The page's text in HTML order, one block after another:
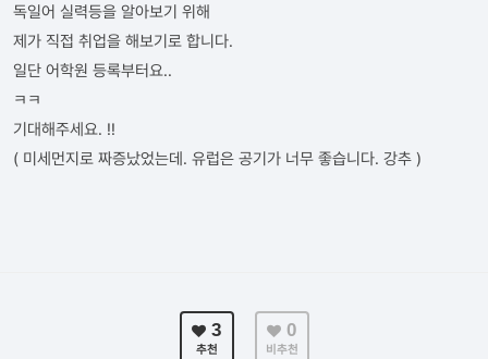
독일어 실력등을 알아보기 위해
제가 직접 취업을 해보기로 합니다.
일단 어학원 등록부터요..
ㅋㅋ
기대해주세요. !!
( 미세먼지로 짜증났었는데. 유럽은 공기가 너무 좋습니다. 강추 )
3
추천
0
비추천